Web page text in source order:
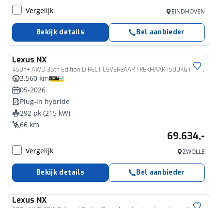
Vergelijk EINDHOVEN
Bekijk details Bel aanbieder
Lexus NX
450h+ AWD 35th Edition DIRECT LEVERBAAR TREKHAAK 1500KG PANODAK TRIPLE-LED 360-CAM
3.560 km
05-2026
Plug-in hybride
292 pk (215 kW)
66 km
69.634,-
Vergelijk ZWOLLE
Bekijk details Bel aanbieder
Lexus NX